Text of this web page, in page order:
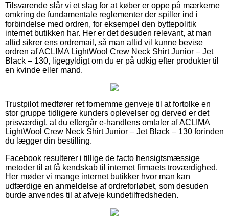
Tilsvarende slår vi et slag for at køber er oppe på mærkerne
omkring de fundamentale reglementer der spiller ind i
forbindelse med ordren, for eksempel den byttepolitik
internet butikken har. Her er det desuden relevant, at man
altid sikrer ens ordremail, så man altid vil kunne bevise
ordren af ACLIMA LightWool Crew Neck Shirt Junior – Jet
Black – 130, ligegyldigt om du er på udkig efter produkter til
en kvinde eller mand.
Trustpilot medfører ret fornemme genveje til at fortolke en
stor gruppe tidligere kunders oplevelser og derved er det
prisværdigt, at du eftergår e-handlens omtaler af ACLIMA
LightWool Crew Neck Shirt Junior – Jet Black – 130 forinden
du lægger din bestilling.
Facebook resulterer i tillige de facto hensigtsmæssige
metoder til at få kendskab til internet firmaets troværdighed.
Her møder vi mange internet butikker hvor man kan
udfærdige en anmeldelse af ordreforløbet, som desuden
burde anvendes til at afveje kundetilfredsheden.